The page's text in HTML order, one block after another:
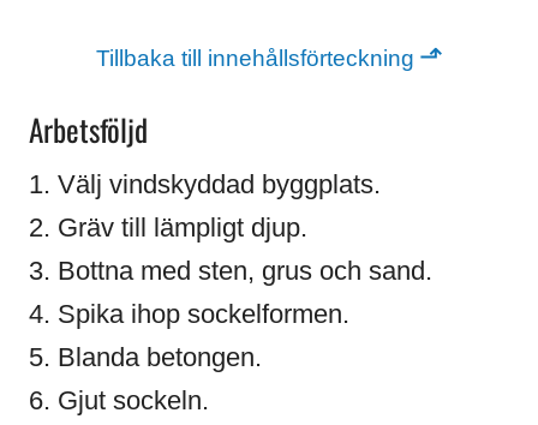
Tillbaka till innehållsförteckning ⬏
Arbetsföljd
1. Välj vindskyddad byggplats.
2. Gräv till lämpligt djup.
3. Bottna med sten, grus och sand.
4. Spika ihop sockelformen.
5. Blanda betongen.
6. Gjut sockeln.